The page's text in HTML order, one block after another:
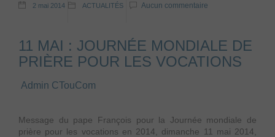
2 mai 2014 ACTUALITÉS Aucun commentaire
11 MAI : JOURNÉE MONDIALE DE
PRIÈRE POUR LES VOCATIONS
Admin CTouCom
Message du pape François pour la Journée mondiale de
prière pour les vocations en 2014, dimanche 11 mai 2014,